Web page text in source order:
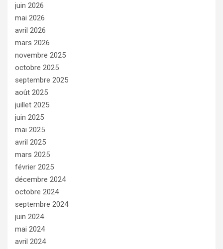
juin 2026
mai 2026
avril 2026
mars 2026
novembre 2025
octobre 2025
septembre 2025
août 2025
juillet 2025
juin 2025
mai 2025
avril 2025
mars 2025
février 2025
décembre 2024
octobre 2024
septembre 2024
juin 2024
mai 2024
avril 2024